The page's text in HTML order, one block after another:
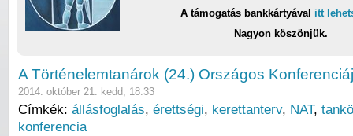
A támogatás bankkártyával itt
Nagyon köszönjük.
A Történelemtanárok (24.) Országos
2014. október 21. kedd, 18:33
Címkék: állásfoglalás, érettségi, kerettanterv, NAT,
konferencia